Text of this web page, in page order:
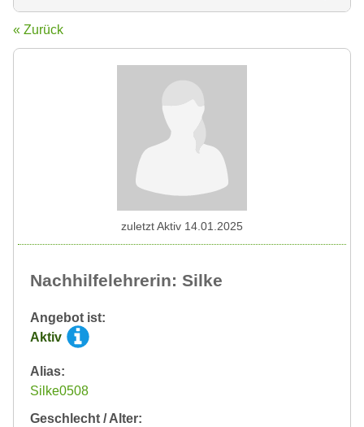
« Zurück
Nachhilfelehrerin: Silke
Angebot ist:
Aktiv
Alias:
Silke0508
Geschlecht / Alter:
zuletzt Aktiv 14.01.2025